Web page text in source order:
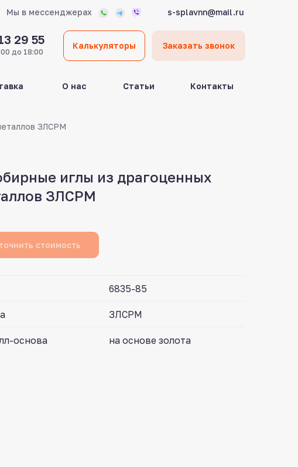
Мы в мессенджерах s-splavnn@mail.ru
до 18:00
Калькуляторы Заказать звонок
О нас Статьи Контакты
29 55
ЗЛСРМ
иглы из драгоценных
ЗЛСРМ
стоимость
6835-85
ЗЛСРМ
основа на основе золота